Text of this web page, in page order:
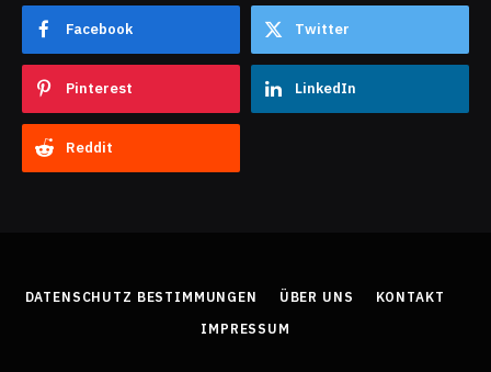
Facebook Twitter
Pinterest LinkedIn
Reddit
DATENSCHUTZ BESTIMMUNGEN ÜBER UNS
KONTAKT
IMPRESSUM